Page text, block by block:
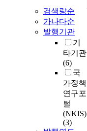
검색량순
가나다순
발행기관
기
타기관
(6)
국
가정책
연구포
털
(NKIS)
(3)